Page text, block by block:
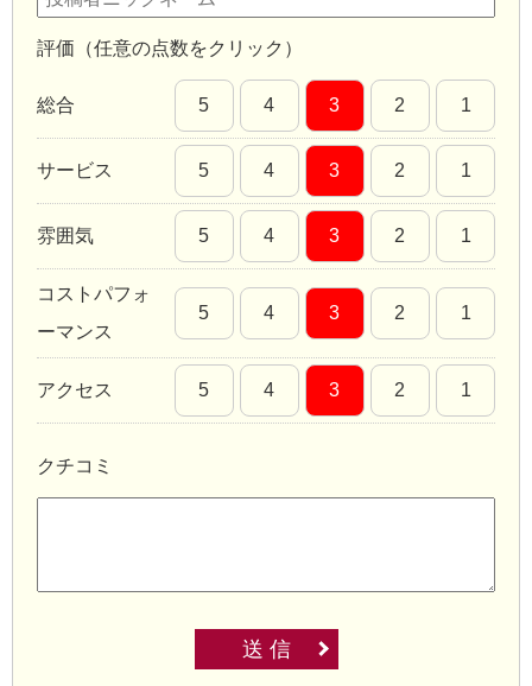
評価（任意の点数をクリック）
総合 5 4 3 2 1
サービス 5 4 3 2 1
雰囲気 5 4 3 2 1
コストパフォ
ーマンス
5 4 3 2 1
アクセス 5 4 3 2 1
クチコミ
送 信